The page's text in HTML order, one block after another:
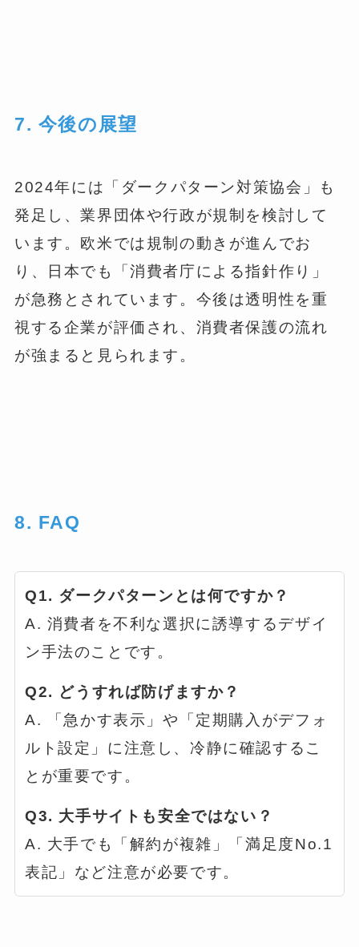
7. 今後の展望
2024年には「ダークパターン対策協会」も
発足し、業界団体や行政が規制を検討して
います。欧米では規制の動きが進んでお
り、日本でも「消費者庁による指針作り」
が急務とされています。今後は透明性を重
視する企業が評価され、消費者保護の流れ
が強まると見られます。
8. FAQ
Q1. ダークパターンとは何ですか？
A. 消費者を不利な選択に誘導するデザイ
ン手法のことです。
Q2. どうすれば防げますか？
A. 「急かす表示」や「定期購入がデフォ
ルト設定」に注意し、冷静に確認するこ
とが重要です。
Q3. 大手サイトも安全ではない？
A. 大手でも「解約が複雑」「満足度No.1
表記」など注意が必要です。